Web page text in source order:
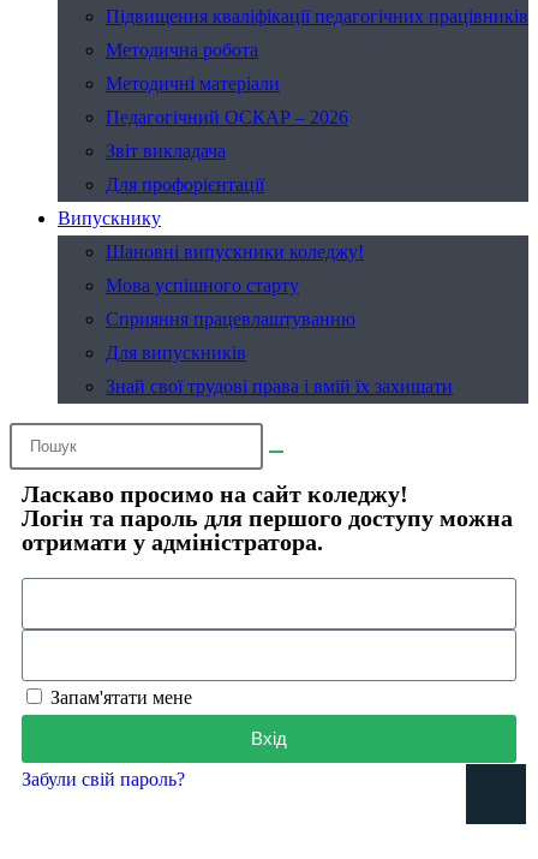
Підвищення кваліфікації педагогічних працівників
Методична робота
Методичні матеріали
Педагогічний ОСКАР – 2026
Звіт викладача
Для профорієнтації
Випускнику
Шановні випускники коледжу!
Мова успішного старту
Сприяння працевлаштуванню
Для випускників
Знай свої трудові права і вмій їх захищати
Ласкаво просимо на сайт коледжу!
Логін та пароль для першого доступу можна
отримати у адміністратора.
Запам'ятати мене
Вхід
Забули свій пароль?